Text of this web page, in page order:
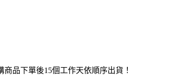
品下單後15個工作天依順序出貨！